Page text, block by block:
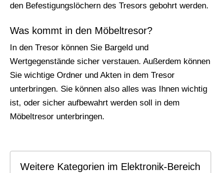
den Befestigungslöchern des Tresors gebohrt werden.
Was kommt in den Möbeltresor?
In den Tresor können Sie Bargeld und
Wertgegenstände sicher verstauen. Außerdem können
Sie wichtige Ordner und Akten in dem Tresor
unterbringen. Sie können also alles was Ihnen wichtig
ist, oder sicher aufbewahrt werden soll in dem
Möbeltresor unterbringen.
Weitere Kategorien im Elektronik-Bereich